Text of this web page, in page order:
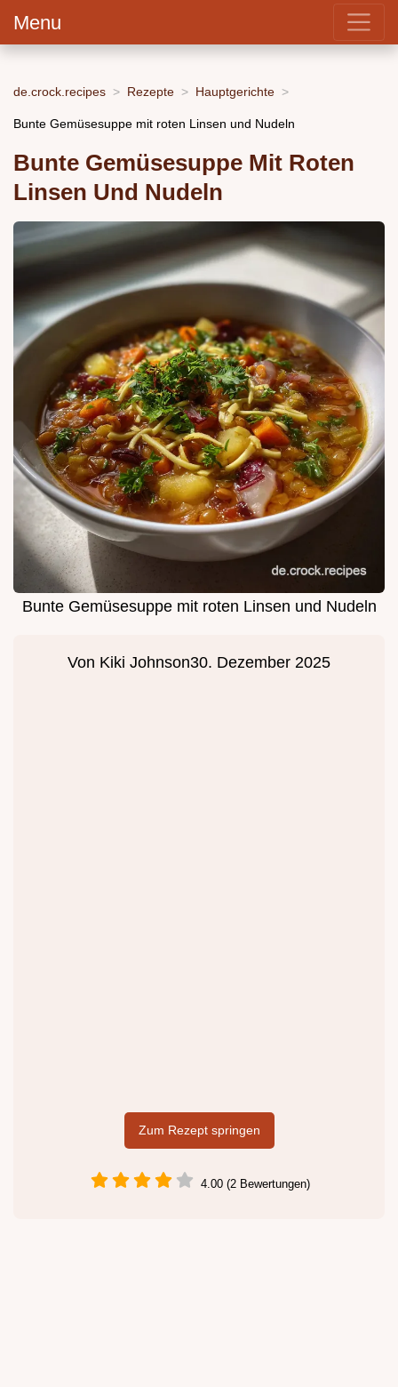
Menu
de.crock.recipes Rezepte Hauptgerichte
Bunte Gemüsesuppe mit roten Linsen und Nudeln
Bunte Gemüsesuppe Mit Roten
Linsen Und Nudeln
Bunte Gemüsesuppe mit roten Linsen und Nudeln
Von Kiki Johnson30. Dezember 2025
Zum Rezept springen
4.00 (2 Bewertungen)